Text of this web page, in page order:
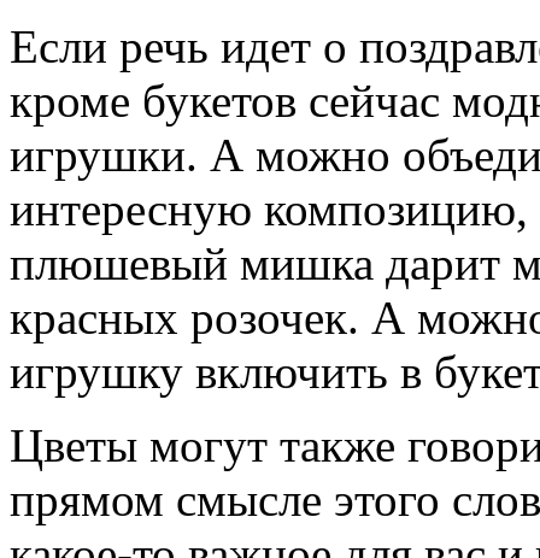
Если речь идет о
кроме букетов сейчас
игрушки. А можно
интересную
плюшевый мишка дарит
красных розочек. А
игрушку включить в
Цветы могут также
прямом смысле этого